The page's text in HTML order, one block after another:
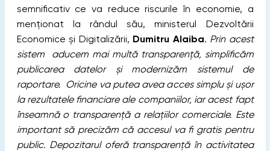
semnificativ ce va reduce riscurile în economie, a
menționat la rândul său, ministerul Dezvoltării
Economice și Digitalizării, Dumitru Alaiba. Prin acest
sistem aducem mai multă transparență, simplificăm
publicarea datelor și modernizăm sistemul de
raportare. Oricine va putea avea acces simplu și ușor
la rezultatele financiare ale companiilor, iar acest fapt
înseamnă o transparență a relațiilor comerciale. Este
important să precizăm că accesul va fi gratis pentru
public. Depozitarul oferă transparență în activitatea